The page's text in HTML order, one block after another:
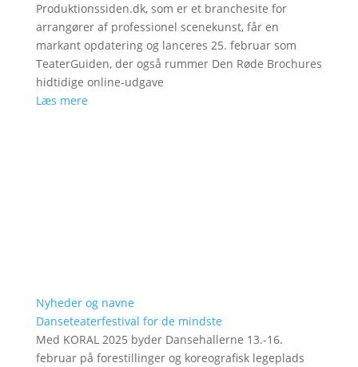
Produktionssiden.dk, som er et branchesite for
arrangører af professionel scenekunst, får en
markant opdatering og lanceres 25. februar som
TeaterGuiden, der også rummer Den Røde Brochures
hidtidige online-udgave
Læs mere
Nyheder og navne
Danseteaterfestival for de mindste
Med KORAL 2025 byder Dansehallerne 13.-16.
februar på forestillinger og koreografisk legeplads